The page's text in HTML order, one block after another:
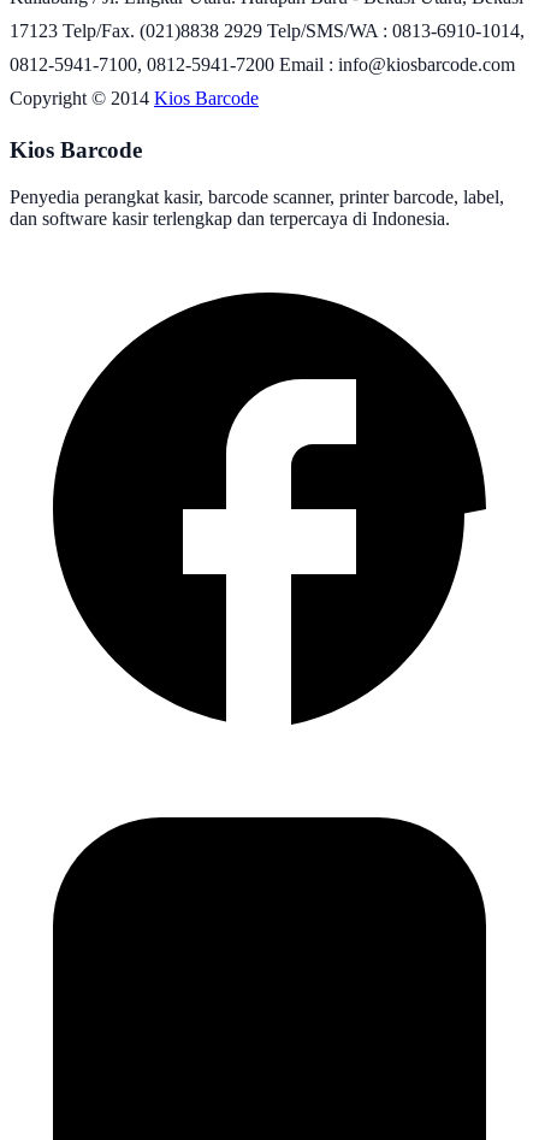
17123 Telp/Fax. (021)8838 2929 Telp/SMS/WA : 0813-6910-1014,
0812-5941-7100, 0812-5941-7200 Email : info@kiosbarcode.com
Copyright © 2014 Kios Barcode
Kios Barcode
Penyedia perangkat kasir, barcode scanner, printer barcode, label,
dan software kasir terlengkap dan terpercaya di Indonesia.